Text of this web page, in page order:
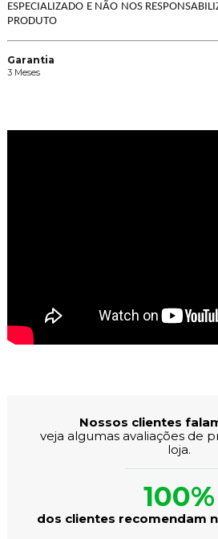
ESPECIALIZADO E NÃO NOS
PRODUTO
Garantia
3 Meses
Nossos clientes
veja algumas avaliações de
loja.
100%
dos clientes recomendam